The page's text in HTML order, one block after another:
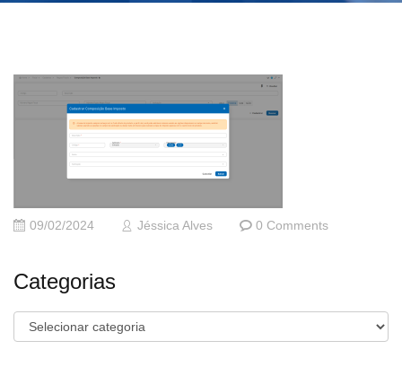
09/02/2024 Jéssica Alves 0 Comments
Categorias
Categorias